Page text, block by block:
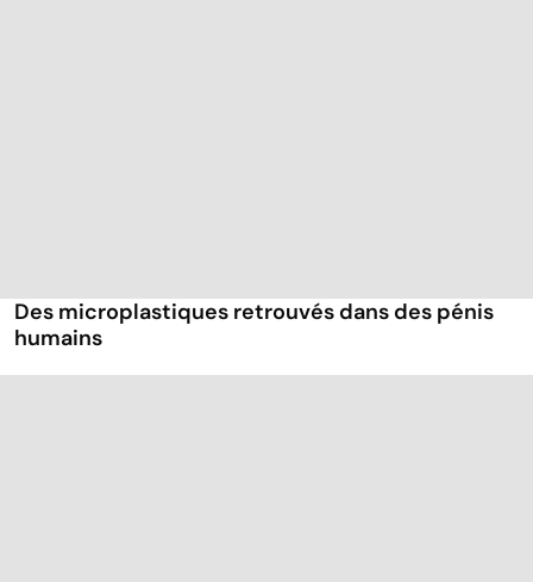
Des microplastiques retrouvés dans des pénis
humains